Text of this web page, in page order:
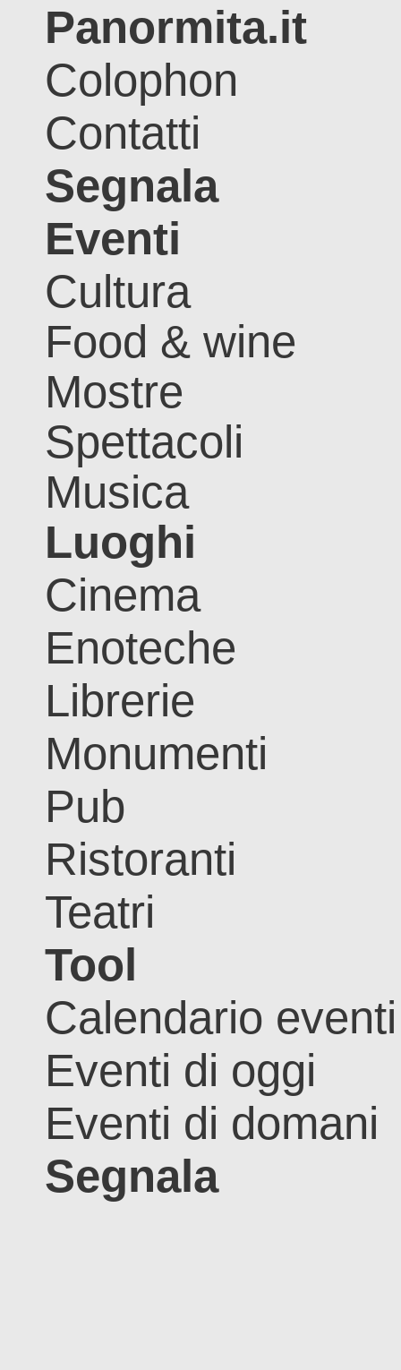
Panormita.it
Colophon
Contatti
Segnala
Eventi
Cultura
Food & wine
Mostre
Spettacoli
Musica
Luoghi
Cinema
Enoteche
Librerie
Monumenti
Pub
Ristoranti
Teatri
Tool
Calendario eventi
Eventi di oggi
Eventi di domani
Segnala